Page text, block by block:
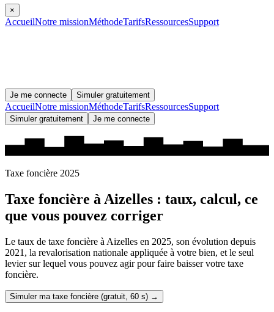
×
AccueilNotre missionMéthodeTarifsRessourcesSupport
Je me connecte Simuler gratuitement
AccueilNotre missionMéthodeTarifsRessourcesSupport
Simuler gratuitement Je me connecte
Taxe foncière 2025
Taxe foncière àAizelles : taux, calcul, ce
que vous pouvez corriger
Le taux de taxe foncière à Aizelles en 2025, son évolution depuis
2021, la revalorisation nationale appliquée à votre bien, et le seul
levier sur lequel vous pouvez agir pour faire baisser votre taxe
foncière.
Simuler ma taxe foncière (gratuit, 60 s) →